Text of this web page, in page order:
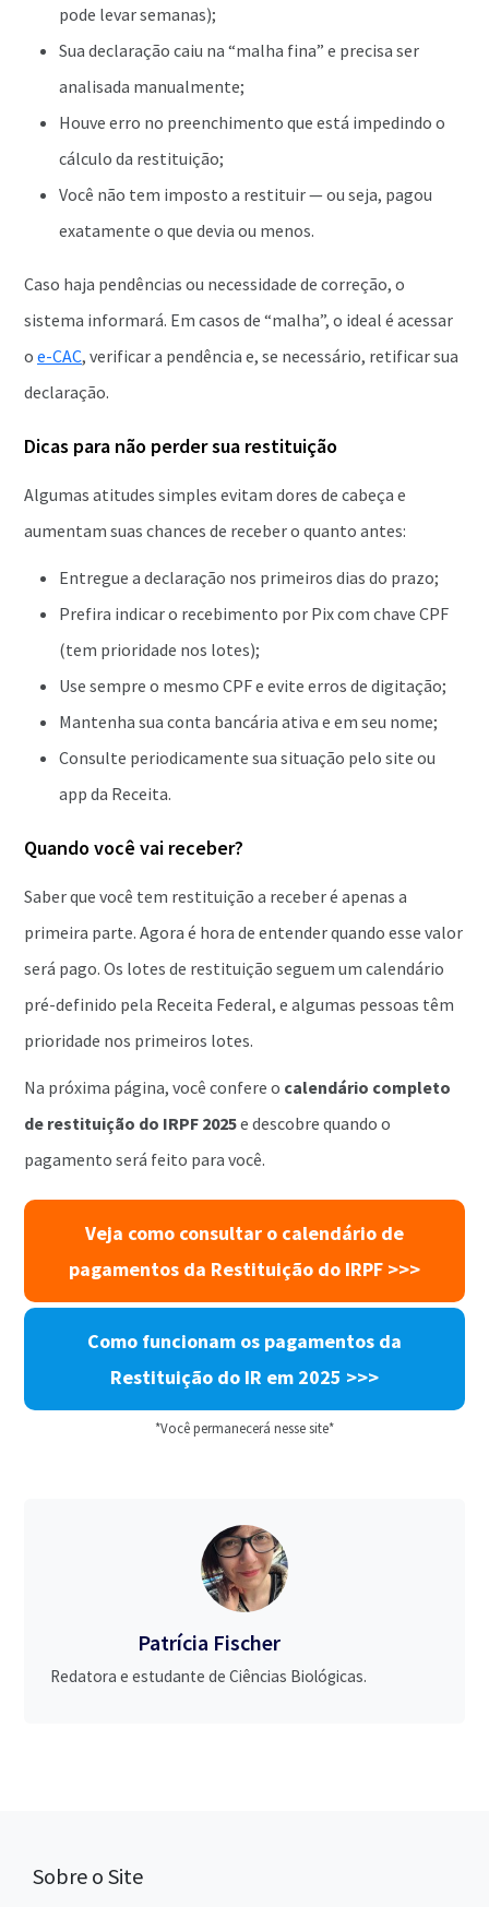
pode levar semanas);
Sua declaração caiu na “malha fina” e precisa ser
analisada manualmente;
Houve erro no preenchimento que está impedindo o
cálculo da restituição;
Você não tem imposto a restituir — ou seja, pagou
exatamente o que devia ou menos.
Caso haja pendências ou necessidade de correção, o
sistema informará. Em casos de “malha”, o ideal é acessar
o e-CAC, verificar a pendência e, se necessário, retificar sua
declaração.
Dicas para não perder sua restituição
Algumas atitudes simples evitam dores de cabeça e
aumentam suas chances de receber o quanto antes:
Entregue a declaração nos primeiros dias do prazo;
Prefira indicar o recebimento por Pix com chave CPF
(tem prioridade nos lotes);
Use sempre o mesmo CPF e evite erros de digitação;
Mantenha sua conta bancária ativa e em seu nome;
Consulte periodicamente sua situação pelo site ou
app da Receita.
Quando você vai receber?
Saber que você tem restituição a receber é apenas a
primeira parte. Agora é hora de entender quando esse valor
será pago. Os lotes de restituição seguem um calendário
pré-definido pela Receita Federal, e algumas pessoas têm
prioridade nos primeiros lotes.
Na próxima página, você confere o calendário completo
de restituição do IRPF 2025e descobre quando o
pagamento será feito para você.
Veja como consultar o calendário de
pagamentos da Restituição do IRPF >>>
Como funcionam os pagamentos da
Restituição do IR em 2025 >>>
*Você permanecerá nesse site*
Patrícia Fischer
Redatora e estudante de Ciências Biológicas.
Sobre o Site